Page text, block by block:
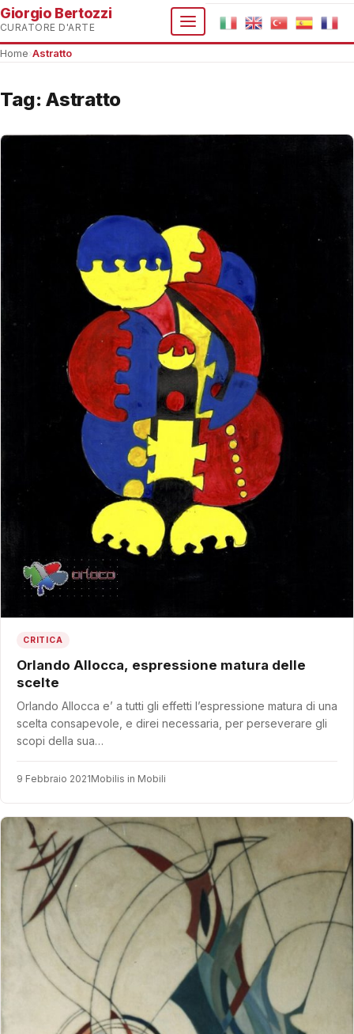
Giorgio Bertozzi
CURATORE D'ARTE
Home Astratto
Tag: Astratto
CRITICA
Orlando Allocca, espressione matura delle
scelte
Orlando Allocca e’ a tutti gli effetti l’espressione matura di una
scelta consapevole, e direi necessaria, per perseverare gli
scopi della sua…
9 Febbraio 2021Mobilis in Mobili